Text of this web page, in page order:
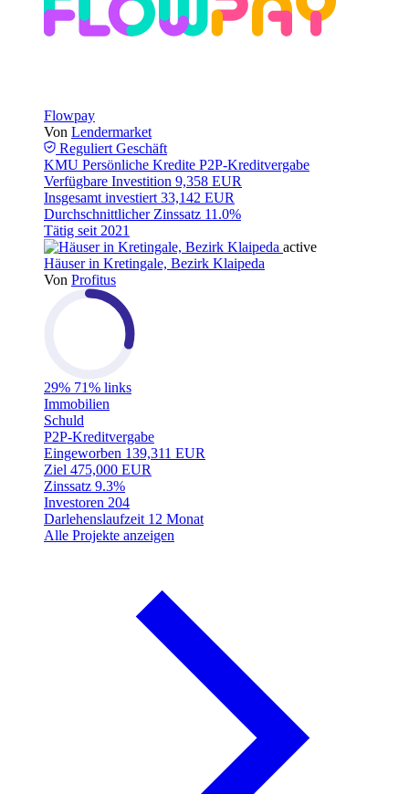
Flowpay
Von Lendermarket
Reguliert Geschäft
KMU Persönliche Kredite P2P-Kreditvergabe
Verfügbare Investition 9,358 EUR
Insgesamt investiert 33,142 EUR
Durchschnittlicher Zinssatz 11.0%
Tätig seit 2021
active
Häuser in Kretingale, Bezirk Klaipeda
Von Profitus
29% 71% links
Immobilien
Schuld
P2P-Kreditvergabe
Eingeworben 139,311 EUR
Ziel 475,000 EUR
Zinssatz 9.3%
Investoren 204
Darlehenslaufzeit 12 Monat
Alle Projekte anzeigen